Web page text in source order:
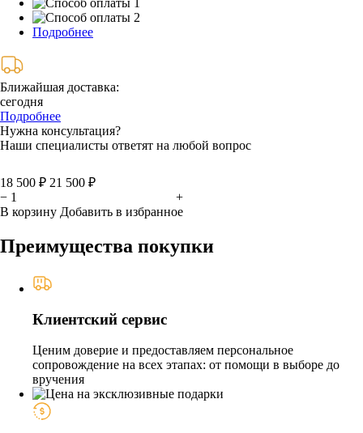
Подробнее
Ближайшая доставка:
сегодня
Подробнее
Нужна консультация?
Наши специалисты ответят на любой вопрос
18 500 ₽ 21 500 ₽
−
+
В корзину Добавить в избранное
Преимущества покупки
Клиентский сервис
Ценим доверие и предоставляем персональное
сопровождение на всех этапах: от помощи в выборе до
вручения